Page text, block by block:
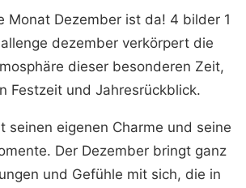
Monat Dezember ist da! 4 bilder 1
dezember verkörpert die
dieser besonderen Zeit,
Festzeit und Jahresrückblick.
seinen eigenen Charme und seine
Der Dezember bringt ganz
und Gefühle mit sich, die in